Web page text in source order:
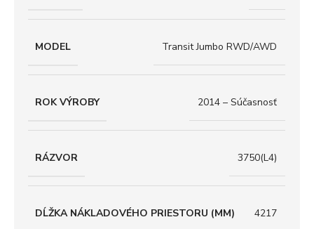
MODEL Transit Jumbo RWD/AWD
ROK VÝROBY 2014 – Súčasnosť
RÁZVOR 3750(L4)
DĹŽKA NÁKLADOVÉHO PRIESTORU (MM) 4217